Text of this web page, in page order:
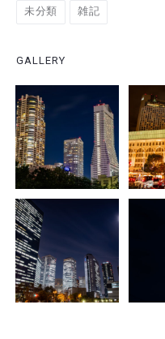
未分類 雑記
GALLERY